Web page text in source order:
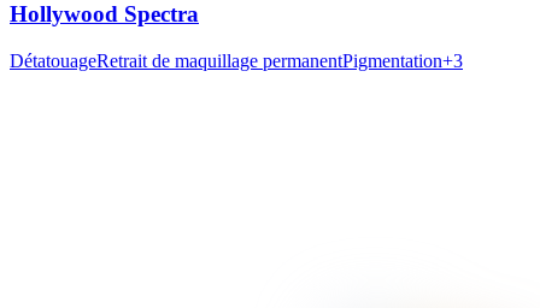
Hollywood Spectra
DétatouageRetrait de maquillage permanentPigmentation+3